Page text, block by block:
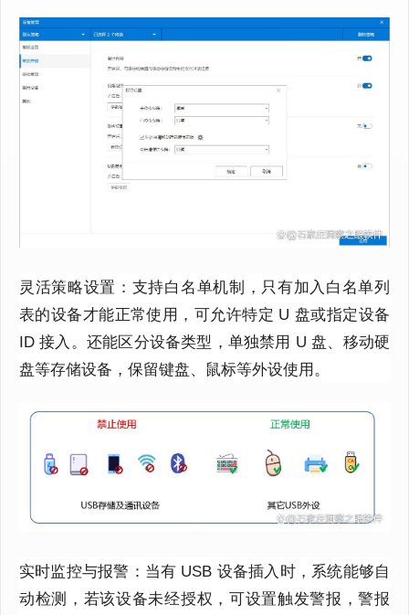
灵活策略设置：支持白名单机制，只有加入白名单列
表的设备才能正常使用，可允许特定 U 盘或指定设备
ID 接入。还能区分设备类型，单独禁用 U 盘、移动硬
盘等存储设备，保留键盘、鼠标等外设使用。
实时监控与报警：当有 USB 设备插入时，系统能够自
动检测，若该设备未经授权，可设置触发警报，警报